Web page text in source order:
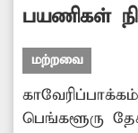
யாருக்கும்
பயணிகள்
வேண்டும்
மற்றவை
பெங்களூரு